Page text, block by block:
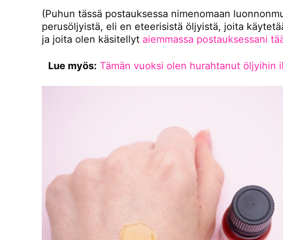
(Puhun tässä postauksessa nimenomaan
perusöljyistä, eli en eteerisistä öljyistä, joita
ja joita olen käsitellyt aiemmassa postauksessani
Lue myös: Tämän vuoksi olen hurahtanut öljyihin